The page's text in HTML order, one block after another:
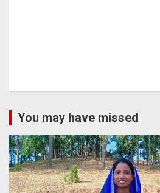
You may have missed